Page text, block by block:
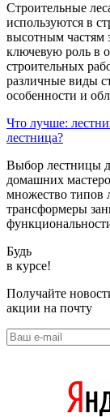
Строительные
используются в
высотным частям
ключевую роль в
строительных
различные виды
особенности и
Что лучше:
лестница?
Выбор лестницы
домашних
множество типов
трансформеры
Будь
в курсе!
Получайте
акции на почту